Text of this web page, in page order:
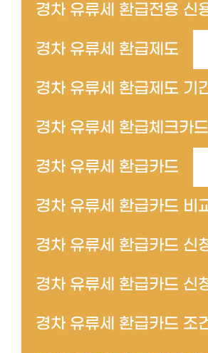
경차 유류세 환급전용 신
경차 유류세 환급제도
경차 유류세 환급제도 기
경차 유류세 환급체크카드
경차 유류세 환급카드
경차 유류세 환급카드 비
경차 유류세 환급카드 신
경차 유류세 환급카드 신
경차 유류세 환급카드 조